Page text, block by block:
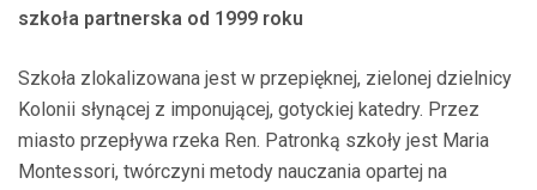
szkoła partnerska od 1999 roku
Szkoła zlokalizowana jest w przepięknej, zielonej dzielnicy
Kolonii słynącej z imponującej, gotyckiej katedry. Przez
miasto przepływa rzeka Ren. Patronką szkoły jest Maria
Montessori, twórczyni metody nauczania opartej na